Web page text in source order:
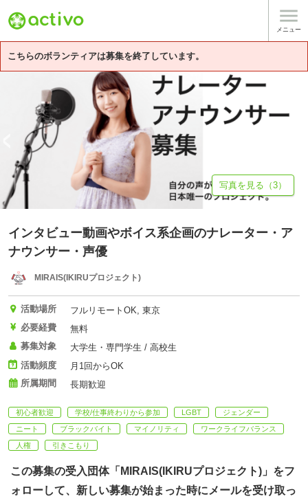

メニュー
こちらのボランティアは募集を終了しています。
基本情報 募集詳細
写真を見る（3）
インタビュー動画やボイス系企画のナレーター・ア
ナウンサー・声優
MIRAIS(IKIRUプロジェクト)
活動場所
フルリモートOK, 東京
必要経費
無料
募集対象
大学生・専門学生 / 高校生
活動頻度
月1回からOK
所属期間
長期歓迎
初心者歓迎 学校/仕事終わりから参加 LGBT
ジェンダー
ニート
ブラックバイト マイノリティ
ワークライフバランス
人権
引きこもり
この募集の受入団体「MIRAIS(IKIRUプロジェクト)」をフ
ォローして、新しい募集が始まった時にメールを受け取っ